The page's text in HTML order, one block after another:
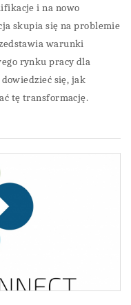
i na nowo
skupia się na problemie
warunki
rynku pracy dla
się, jak
tę transformację.